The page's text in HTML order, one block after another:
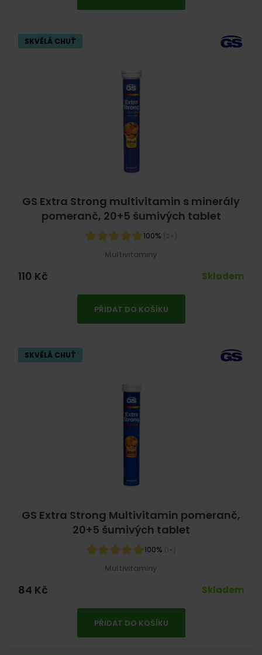
GS Extra Strong multivitamin s minerály
pomeranč, 20+5 šumivých tablet
100% (2×)
SKVĚLÁ CHUŤ
Multivitaminy
110 Kč Skladem
PŘIDAT DO KOŠÍKU
GS Extra Strong Multivitamin pomeranč,
20+5 šumivých tablet
100% (1×)
SKVĚLÁ CHUŤ
Multivitaminy
84 Kč Skladem
PŘIDAT DO KOŠÍKU